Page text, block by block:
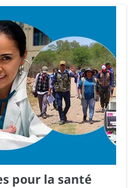
pour la santé